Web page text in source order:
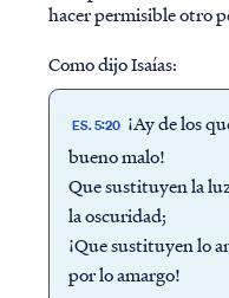
hacer permisible otro
Como dijo Isaías:
ES. 5:20 ¡Ay de los
bueno malo!
Que sustituyen la
la oscuridad;
¡Que sustituyen lo
por lo amargo!